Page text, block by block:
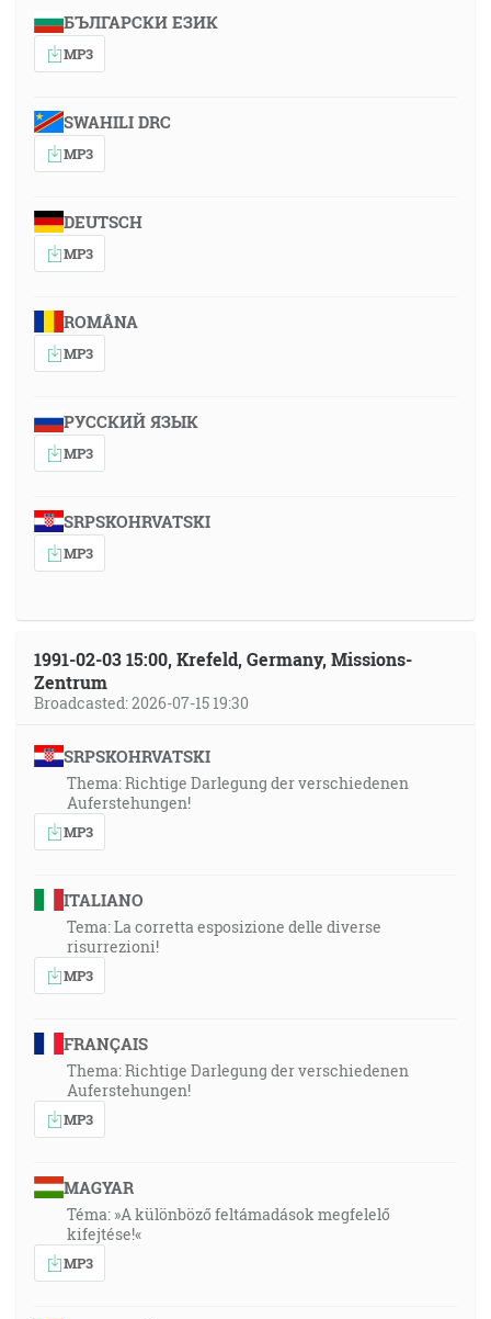
БЪЛГАРСКИ ЕЗИК
MP3
SWAHILI DRC
MP3
DEUTSCH
MP3
ROMÂNA
MP3
РУССКИЙ ЯЗЫК
MP3
SRPSKOHRVATSKI
MP3
1991-02-03 15:00, Krefeld, Germany, Missions-
Zentrum
Broadcasted: 2026-07-15 19:30
SRPSKOHRVATSKI
Thema: Richtige Darlegung der verschiedenen
Auferstehungen!
MP3
ITALIANO
Tema: La corretta esposizione delle diverse
risurrezioni!
MP3
FRANÇAIS
Thema: Richtige Darlegung der verschiedenen
Auferstehungen!
MP3
MAGYAR
Téma: »A különböző feltámadások megfelelő
kifejtése!«
MP3